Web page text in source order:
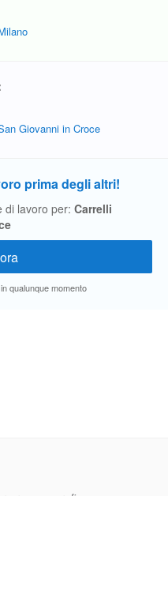
Giovanni in Croce
prima degli altri!
di lavoro per: Carrelli
qualunque momento
area geografica